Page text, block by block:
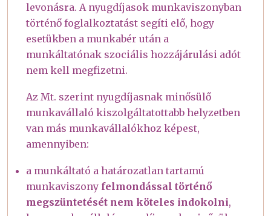
levonásra. A nyugdíjasok munkaviszonyban
történő foglalkoztatást segíti elő, hogy
esetükben a munkabér után a
munkáltatónak szociális hozzájárulási adót
nem kell megfizetni.
Az Mt. szerint nyugdíjasnak minősülő
munkavállaló kiszolgáltatottabb helyzetben
van más munkavállalókhoz képest,
amennyiben:
a munkáltató a határozatlan tartamú
munkaviszony felmondással történő
megszüntetését nem köteles indokolni,